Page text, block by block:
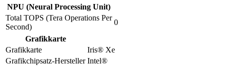
NPU (Neural Processing Unit)
Total TOPS (Tera Operations Per
Second)
0
Grafikkarte
Grafikkarte
Iris® Xe
Grafikchipsatz-Hersteller Intel®